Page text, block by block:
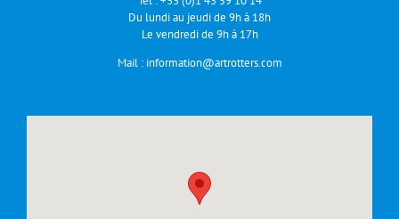
Du lundi au jeudi de 9h à 18h
Le vendredi de 9h à 17h
Mail : information@artrotters.com